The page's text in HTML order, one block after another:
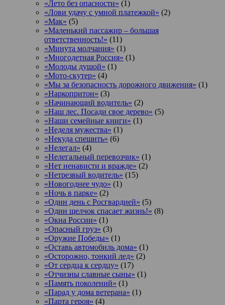
«Лето без опасности» (1)
«Лови удачу с умной платежкой» (2)
«Мак» (5)
«Маленький пассажир – большая
ответственность!» (11)
«Минута молчания» (1)
«Многодетная Россия» (1)
«Молоды душой» (1)
«Мото-скутер» (4)
«Мы за безопасность дорожного движения» (1)
«Наркопритон» (3)
«Начинающий водитель» (2)
«Наш лес. Посади свое дерево» (5)
«Наши семейные книги» (1)
«Неделя мужества» (1)
«Некуда спешить» (6)
«Нелегал» (4)
«Нелегальный перевозчик» (1)
«Нет ненависти и вражде» (2)
«Нетрезвый водитель» (15)
«Новогоднее чудо» (1)
«Ночь в парке» (2)
«Один день с Росгвардией» (5)
«Один щелчок спасает жизнь!» (8)
«Окна России» (1)
«Опасный груз» (3)
«Оружие Победы» (1)
«Оставь автомобиль дома» (1)
«Осторожно, тонкий лед» (2)
«От сердца к сердцу» (17)
«Отчизны славные сыны» (1)
«Память поколений» (1)
«Парад у дома ветерана» (1)
«Парта героя» (4)